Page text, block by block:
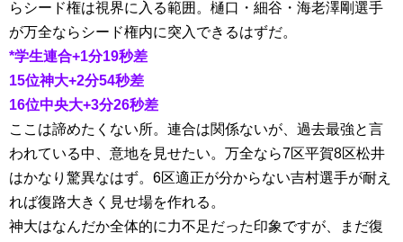
らシード権は視界に入る範囲。樋口・細谷・海老澤剛選手
が万全ならシード権内に突入できるはずだ。
*学生連合+1分19秒差
15位神大+2分54秒差
16位中央大+3分26秒差
ここは諦めたくない所。連合は関係ないが、過去最強と言
われている中、意地を見せたい。万全なら7区平賀8区松井
はかなり驚異なはず。6区適正が分からない吉村選手が耐え
れば復路大きく見せ場を作れる。
神大はなんだか全体的に力不足だった印象ですが、まだ復